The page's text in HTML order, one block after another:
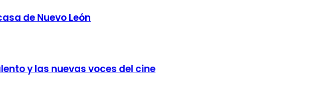
de Nuevo León
y las nuevas voces del cine